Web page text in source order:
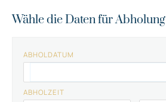
Wähle die Daten für
ABHOLDATUM
ABHOLZEIT